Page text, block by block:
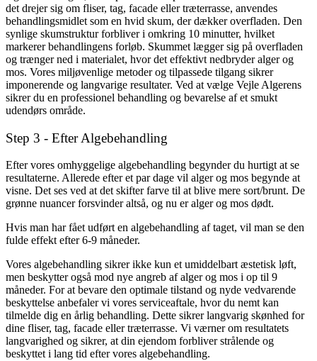
det drejer sig om fliser, tag, facade eller træterrasse, anvendes
behandlingsmidlet som en hvid skum, der dækker overfladen. Den
synlige skumstruktur forbliver i omkring 10 minutter, hvilket
markerer behandlingens forløb. Skummet lægger sig på overfladen
og trænger ned i materialet, hvor det effektivt nedbryder alger og
mos. Vores miljøvenlige metoder og tilpassede tilgang sikrer
imponerende og langvarige resultater. Ved at vælge Vejle Algerens
sikrer du en professionel behandling og bevarelse af et smukt
udendørs område.
Step 3 - Efter Algebehandling
Efter vores omhyggelige algebehandling begynder du hurtigt at se
resultaterne. Allerede efter et par dage vil alger og mos begynde at
visne. Det ses ved at det skifter farve til at blive mere sort/brunt. De
grønne nuancer forsvinder altså, og nu er alger og mos dødt.
Hvis man har fået udført en algebehandling af taget, vil man se den
fulde effekt efter 6-9 måneder.
Vores algebehandling sikrer ikke kun et umiddelbart æstetisk løft,
men beskytter også mod nye angreb af alger og mos i op til 9
måneder. For at bevare den optimale tilstand og nyde vedvarende
beskyttelse anbefaler vi vores serviceaftale, hvor du nemt kan
tilmelde dig en årlig behandling. Dette sikrer langvarig skønhed for
dine fliser, tag, facade eller træterrasse. Vi værner om resultatets
langvarighed og sikrer, at din ejendom forbliver strålende og
beskyttet i lang tid efter vores algebehandling.